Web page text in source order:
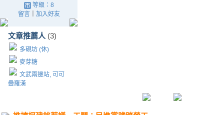
等級：8
留言｜ 加入好友
文章推薦人 (3)
多硯坊 (休)
麥芽糖
文武兩邊站, 可可
疊羅漢